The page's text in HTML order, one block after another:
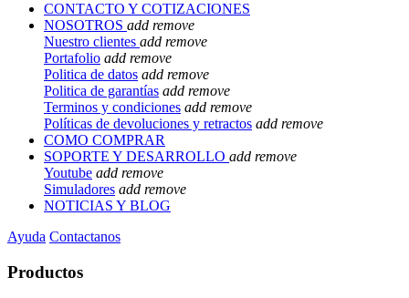
CONTACTO Y COTIZACIONES
NOSOTROS add remove
Nuestro clientes add remove
Portafolio add remove
Politica de datos add remove
Politica de garantías add remove
Terminos y condiciones add remove
Políticas de devoluciones y retractos add remove
COMO COMPRAR
SOPORTE Y DESARROLLO add remove
Youtube add remove
Simuladores add remove
NOTICIAS Y BLOG
Ayuda Contactanos
Productos